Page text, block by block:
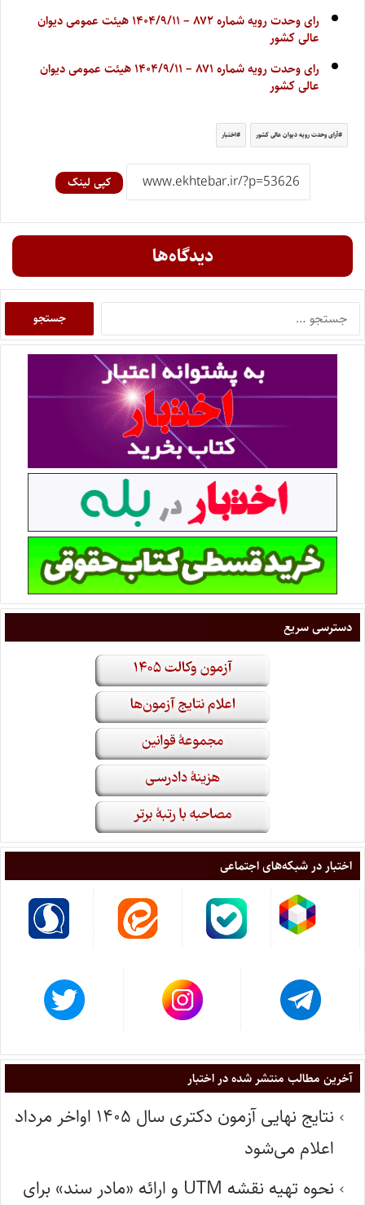
رای وحدت رویه شماره ۸۷۲ – ۱۴۰۴/۹/۱۱ هیئت عمومی دیوان
عالی کشور
رای وحدت رویه شماره ۸۷۱ – ۱۴۰۴/۹/۱۱ هیئت عمومی دیوان
عالی کشور
آرای وحدت رویه دیوان عالی کشور اختبار
کپی لینک
دیدگاه‌ها
دسترسی سریع
اختبار در شبکه‌های اجتماعی
آخرین مطالب منتشر شده در اختبار
نتایج نهایی آزمون دکتری سال ۱۴۰۵ اواخر مرداد
اعلام می‌شود
نحوه تهیه نقشه UTM و ارائه «مادر سند» برای